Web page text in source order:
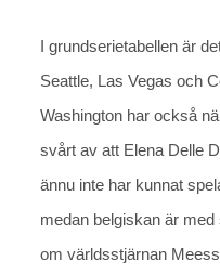
I grundserietabellen är
Seattle, Las Vegas och
Washington har också
svårt av att Elena Delle
ännu inte har kunnat
medan belgiskan är
om världsstjärnan